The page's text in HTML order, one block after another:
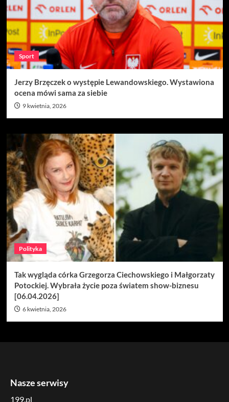
Sport
Jerzy Brzęczek o występie Lewandowskiego. Wystawiona
ocena mówi sama za siebie
9 kwietnia, 2026
Polityka
Tak wygląda córka Grzegorza Ciechowskiego i Małgorzaty
Potockiej. Wybrała życie poza światem show-biznesu
[06.04.2026]
6 kwietnia, 2026
Nasze serwisy
199.pl